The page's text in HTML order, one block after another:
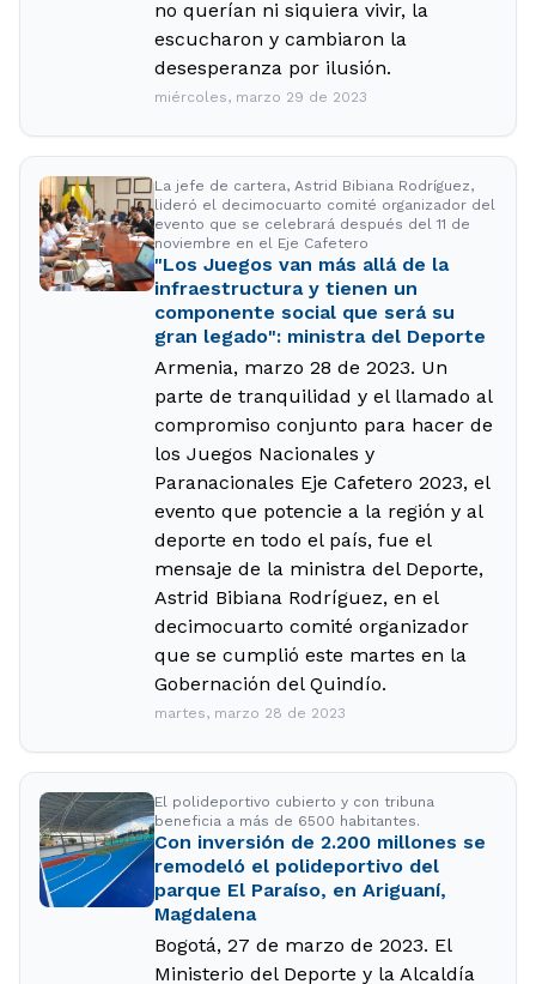
no querían ni siquiera vivir, la
escucharon y cambiaron la
desesperanza por ilusión.
miércoles, marzo 29 de 2023
La jefe de cartera, Astrid Bibiana Rodríguez,
lideró el decimocuarto comité organizador del
evento que se celebrará después del 11 de
noviembre en el Eje Cafetero
"Los Juegos van más allá de la
infraestructura y tienen un
componente social que será su
gran legado": ministra del Deporte
Armenia, marzo 28 de 2023. Un
parte de tranquilidad y el llamado al
compromiso conjunto para hacer de
los Juegos Nacionales y
Paranacionales Eje Cafetero 2023, el
evento que potencie a la región y al
deporte en todo el país, fue el
mensaje de la ministra del Deporte,
Astrid Bibiana Rodríguez, en el
decimocuarto comité organizador
que se cumplió este martes en la
Gobernación del Quindío.
martes, marzo 28 de 2023
El polideportivo cubierto y con tribuna
beneficia a más de 6500 habitantes.
Con inversión de 2.200 millones se
remodeló el polideportivo del
parque El Paraíso, en Ariguaní,
Magdalena
Bogotá, 27 de marzo de 2023. El
Ministerio del Deporte y la Alcaldía